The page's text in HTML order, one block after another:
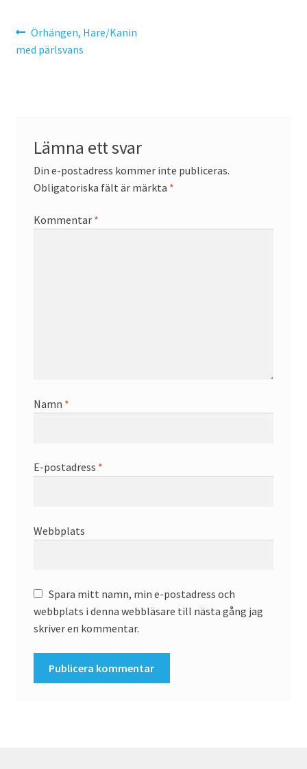
Köpvillkor
Inläggsnavigering
Föregående
inlägg:
Örhängen, Hare/Kanin
med pärlsvans
Lämna ett svar
Din e-postadress kommer inte publiceras.
Obligatoriska fält är märkta *
Kommentar *
Namn *
E-postadress *
Webbplats
Spara mitt namn, min e-postadress och
webbplats i denna webbläsare till nästa gång jag
skriver en kommentar.